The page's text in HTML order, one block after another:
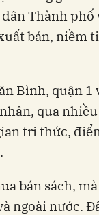
Thành phố
bản, niềm
Bình, quận 1
qua
tri thức,
bán sách,
ngoài nước.